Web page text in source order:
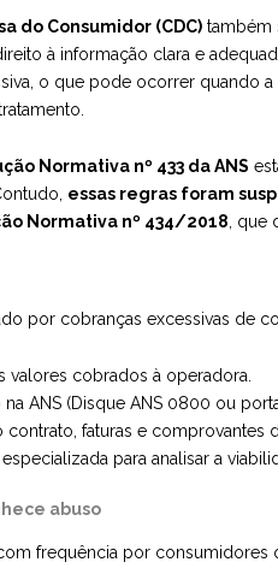
do Consumidor (CDC)também
à informação clara e
o que pode ocorrer
Normativa nº 433 da ANS
essas regras foram
Normativa nº 434/2018 , que
por cobranças excessivas de
valores cobrados à operadora.
ANS (Disque ANS 0800 ou
faturas e comprovantes
para analisar a
abuso
frequência por